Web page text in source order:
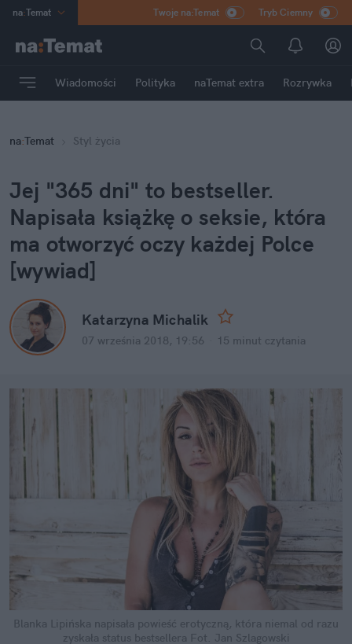
na:Temat
Poland
mama
Rozrywka
Twoje na:Temat Tryb Ciemny
Wiadomości Polityka naTemat extra Rozrywka
na:Temat Styl życia
Jej "365 dni" to bestseller.
Napisała książkę o seksie, która
ma otworzyć oczy każdej Polce
[wywiad]
Katarzyna Michalik
07 września 2018, 19:56 15 minut czytania
Blanka Lipińska napisała powieść erotyczną, która niemal od razu
zyskała status bestsellera Fot. Jan Szlagowski